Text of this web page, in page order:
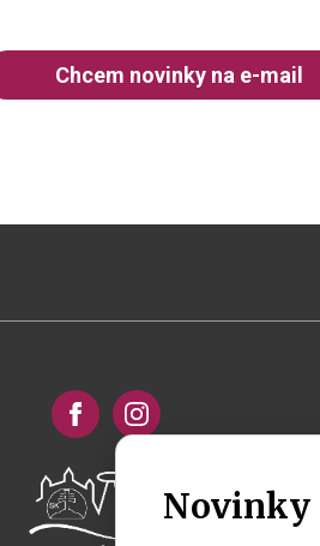
Chcem novinky na e-mail
Novinky